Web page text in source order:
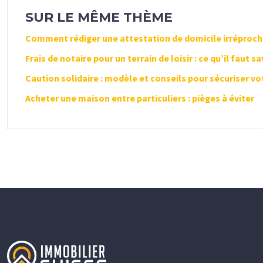
SUR LE MÊME THÈME
Comment rédiger une attestation de domicile
Frais de notaire pour un terrain de loisir : ce qu’il faut
Caution solidaire : modèle et conseils pour sécuriser
Acheter une maison entre particuliers : pièges à éviter